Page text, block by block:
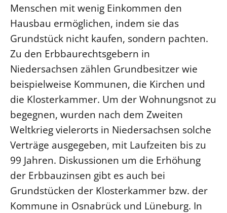
Menschen mit wenig Einkommen den
Hausbau ermöglichen, indem sie das
Grundstück nicht kaufen, sondern pachten.
Zu den Erbbaurechtsgebern in
Niedersachsen zählen Grundbesitzer wie
beispielweise Kommunen, die Kirchen und
die Klosterkammer. Um der Wohnungsnot zu
begegnen, wurden nach dem Zweiten
Weltkrieg vielerorts in Niedersachsen solche
Verträge ausgegeben, mit Laufzeiten bis zu
99 Jahren. Diskussionen um die Erhöhung
der Erbbauzinsen gibt es auch bei
Grundstücken der Klosterkammer bzw. der
Kommune in Osnabrück und Lüneburg. In
SERVICE
Älterwerden im Pfarrberuf
Beteiligungsverfahren
Beschwerdestellen
Ephoralbüro
Finanzplanung
IT-Service
Corporate Design
Interventionsplan
Jahresgespräche
Kantine Speiseplan
Kirchliches Amtsblatt